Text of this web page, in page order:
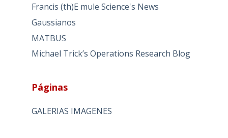
Francis (th)E mule Science's News
Gaussianos
MATBUS
Michael Trick’s Operations Research Blog
Páginas
GALERIAS IMAGENES